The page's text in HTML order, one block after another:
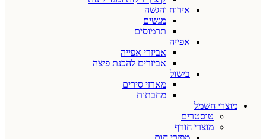
אירוח והגשה
מגשים
תרמוסים
אפייה
אביזרי אפייה
אביזרים להכנת פיצה
בישול
מארזי סירים
מחבתות
מוצרי חשמל
טוסטרים
מוצרי חורף